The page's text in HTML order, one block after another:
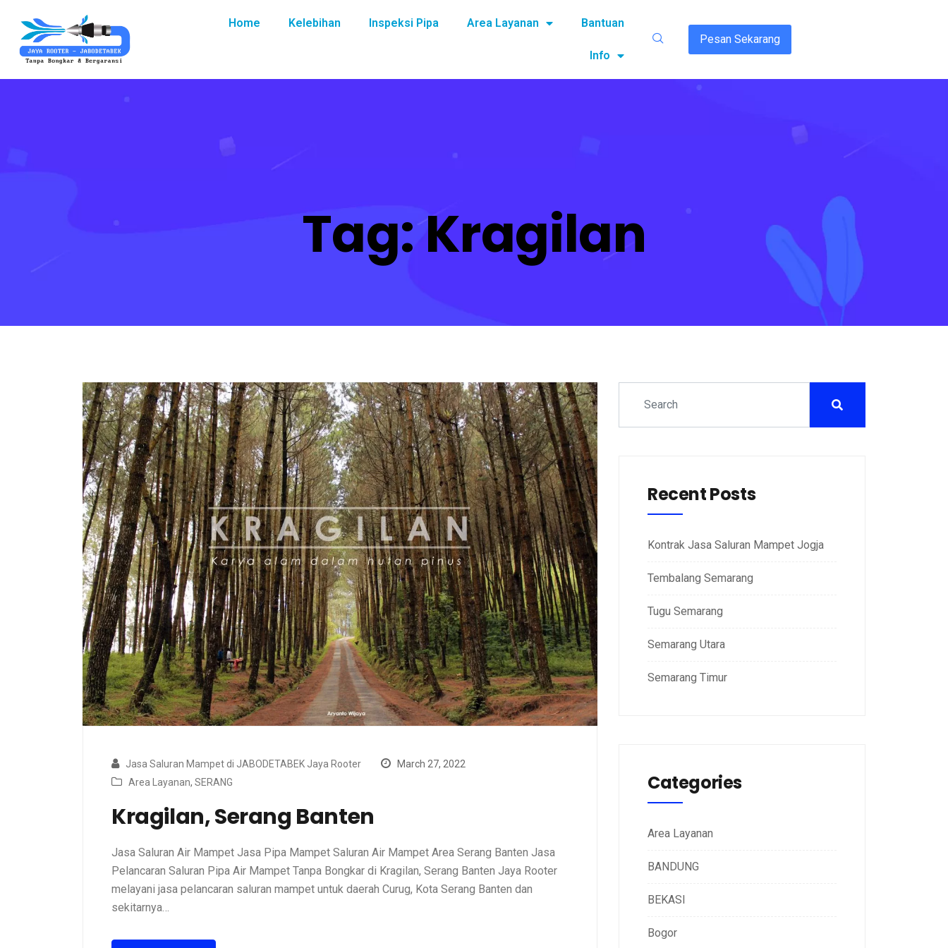
Home Kelebihan Inspeksi Pipa Area Layanan Bantuan
Info
Pesan Sekarang
Tag:Kragilan
Jasa Saluran Mampet di JABODETABEK Jaya Rooter
March 27, 2022
Area Layanan, SERANG
Kragilan, Serang Banten
Jasa Saluran Air Mampet Jasa Pipa Mampet Saluran Air Mampet Area Serang Banten Jasa
Pelancaran Saluran Pipa Air Mampet Tanpa Bongkar di Kragilan, Serang Banten Jaya Rooter
melayani jasa pelancaran saluran mampet untuk daerah Curug, Kota Serang Banten dan
sekitarnya…
Recent Posts
Kontrak Jasa Saluran Mampet Jogja
Tembalang Semarang
Tugu Semarang
Semarang Utara
Semarang Timur
Categories
Area Layanan
BANDUNG
BEKASI
Bogor